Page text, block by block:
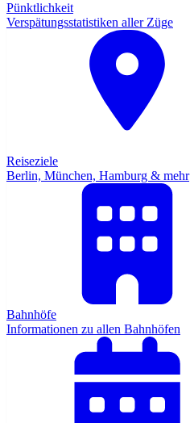
Pünktlichkeit
Verspätungsstatistiken aller Züge
Reiseziele
Berlin, München, Hamburg & mehr
Bahnhöfe
Informationen zu allen Bahnhöfen